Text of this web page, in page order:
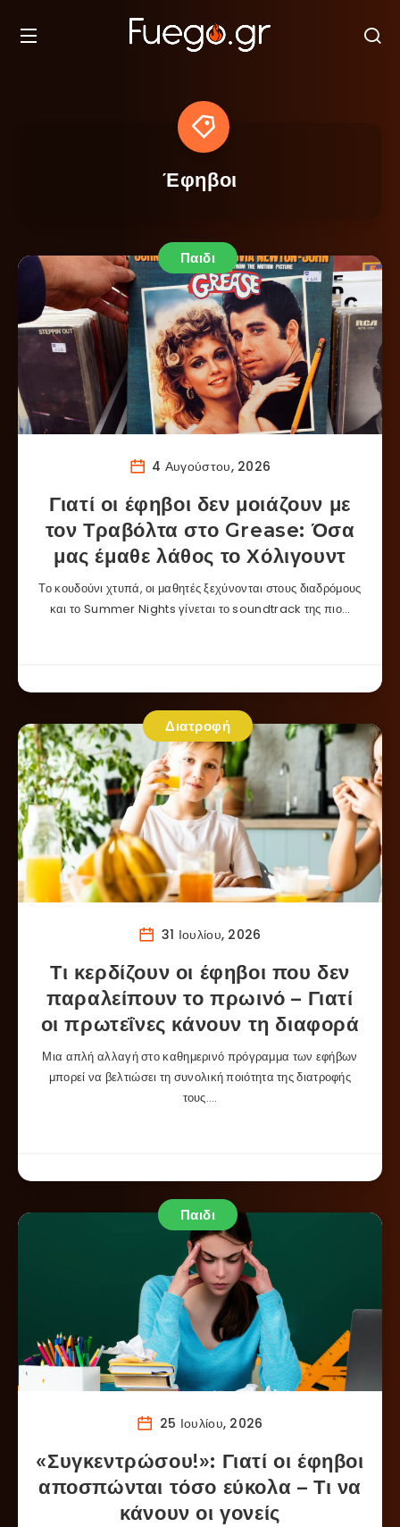
Έφηβοι
Παιδι
4 Αυγούστου, 2026
Γιατί οι έφηβοι δεν μοιάζουν με
τον Τραβόλτα στο Grease: Όσα
μας έμαθε λάθος το Χόλιγουντ
Το κουδούνι χτυπά, οι μαθητές ξεχύνονται στους διαδρόμους
και το Summer Nights γίνεται το soundtrack της πιο…
Διατροφή
31 Ιουλίου, 2026
Τι κερδίζουν οι έφηβοι που δεν
παραλείπουν το πρωινό – Γιατί
οι πρωτεΐνες κάνουν τη διαφορά
Μια απλή αλλαγή στο καθημερινό πρόγραμμα των εφήβων
μπορεί να βελτιώσει τη συνολική ποιότητα της διατροφής
τους….
Παιδι
25 Ιουλίου, 2026
«Συγκεντρώσου!»: Γιατί οι έφηβοι
αποσπώνται τόσο εύκολα – Τι να
κάνουν οι γονείς